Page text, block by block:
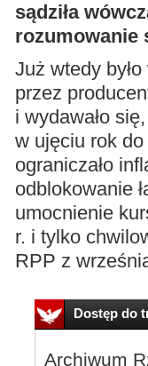
sądziła
rozumowanie
Już wtedy
przez
i wydawało
w ujęciu rok
ograniczało
odblokowanie
umocnienie
r. i tylko
RPP z
Dostęp do
Archiwum